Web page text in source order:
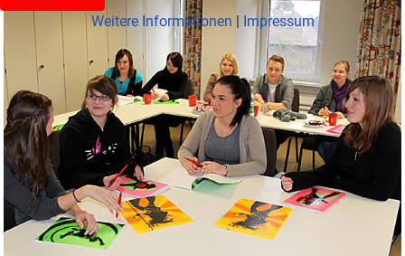
Weitere Informationen | Impressum